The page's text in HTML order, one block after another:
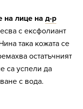
на лице на д-р
с ексфолиант
така кожата се
остатъчният
са успели да
с вода.